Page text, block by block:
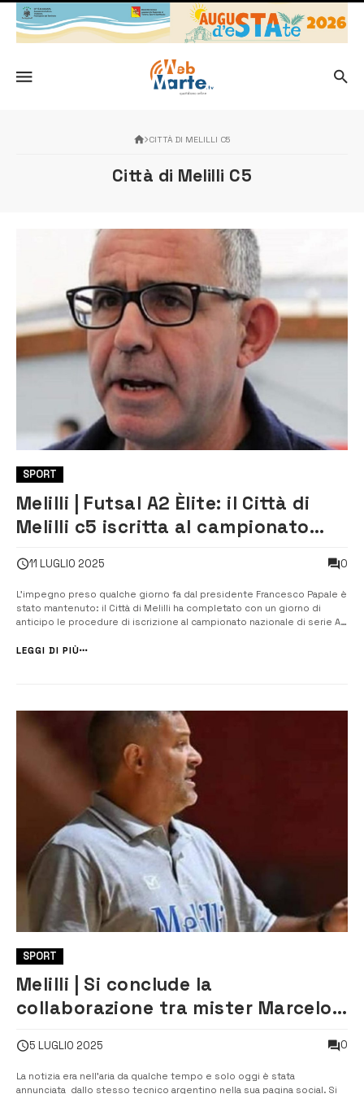
CITTÀ DI MELILLI C5
Città di Melilli C5
SPORT
Melilli | Futsal A2 Èlite: il Città di
Melilli c5 iscritta al campionato
11 LUGLIO 2025 0
L’impegno preso qualche giorno fa dal presidente Francesco Papale è
stato mantenuto: il Città di Melilli ha completato con un giorno di
anticipo le procedure di iscrizione al campionato nazionale di serie A2
comunale di Melilli, anche quest’anno la società neroverde porterà
LEGGI DI PIÙ
SPORT
Melilli | Si conclude la
collaborazione tra mister Marcelo
5 LUGLIO 2025 0
La notizia era nell’aria da qualche tempo e solo oggi è stata
annunciata dallo stesso tecnico argentino nella sua pagina social. Si